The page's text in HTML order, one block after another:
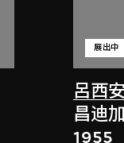
呂西
展出中
昌迪
1955